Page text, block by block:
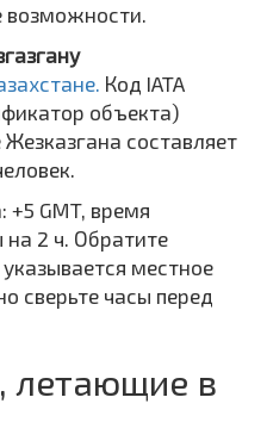
Код IATA
объекта)
составляет
+5 GMT, время
2 ч. Обратите
местное
сверьте часы перед
летающие в